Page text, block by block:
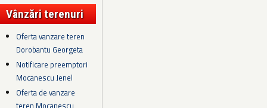
Vânzări terenuri
Oferta vanzare teren
Dorobantu Georgeta
Notificare preemptori
Mocanescu Jenel
Oferta de vanzare
teren Mocanescu